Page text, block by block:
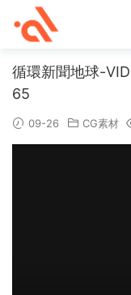
循環新聞地球-
65
09-26 CG素材